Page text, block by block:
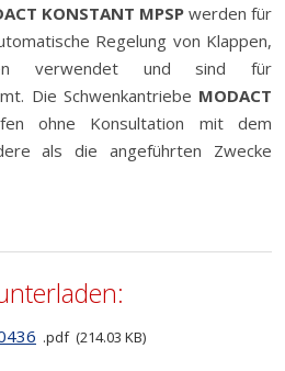
KONSTANT MPSP werden für
Regelung von Klappen,
verwendet und sind für
Die Schwenkantriebe MODACT
ohne Konsultation mit dem
als die angeführten Zwecke
pdf 214.03 KB